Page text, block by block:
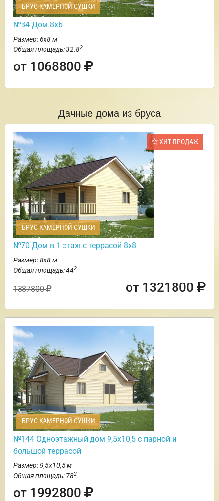
БРУС КАМЕРНОЙ СУШКИ
№84 Дом 8х6
Размер: 6х8 м
Общая площадь: 32.82
от 1068800
Дачные дома из бруса
ХИТ ПРОДАЖ
БРУС КАМЕРНОЙ СУШКИ
№70 Дом в 1 этаж с террасой 8х8
Размер: 8х8 м
Общая площадь: 442
1387800 от 1321800
БРУС КАМЕРНОЙ СУШКИ
№144 Одноэтажный дом 9,5х10,5 с парной и
большой террасой
Размер: 9,5х10,5 м
Общая площадь: 782
от 1992800